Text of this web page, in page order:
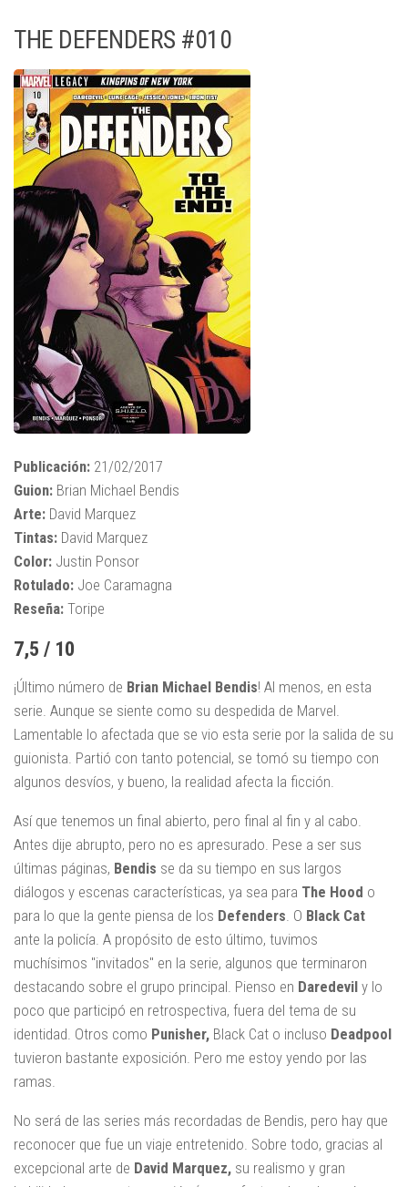
THE DEFENDERS #010
Publicación: 21/02/2017
Guion: Brian Michael Bendis
Arte: David Marquez
Tintas: David Marquez
Color: Justin Ponsor
Rotulado: Joe Caramagna
Reseña: Toripe
7,5 / 10
¡Último número de Brian Michael Bendis! Al menos, en esta
serie. Aunque se siente como su despedida de Marvel.
Lamentable lo afectada que se vio esta serie por la salida de su
guionista. Partió con tanto potencial, se tomó su tiempo con
algunos desvíos, y bueno, la realidad afecta la ficción.
Así que tenemos un final abierto, pero final al fin y al cabo.
Antes dije abrupto, pero no es apresurado. Pese a ser sus
últimas páginas, Bendis se da su tiempo en sus largos
diálogos y escenas características, ya sea para The Hood o
para lo que la gente piensa de los Defenders . O Black Cat
ante la policía. A propósito de esto último, tuvimos
muchísimos "invitados" en la serie, algunos que terminaron
destacando sobre el grupo principal. Pienso en Daredevil y lo
poco que participó en retrospectiva, fuera del tema de su
identidad. Otros como Punisher, Black Cat o incluso Deadpool
tuvieron bastante exposición. Pero me estoy yendo por las
ramas.
No será de las series más recordadas de Bendis, pero hay que
reconocer que fue un viaje entretenido. Sobre todo, gracias al
excepcional arte de David Marquez, su realismo y gran